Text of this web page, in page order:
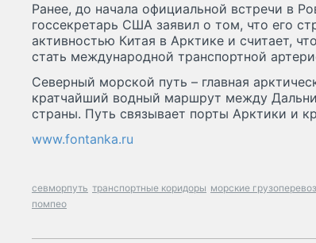
Ранее, до начала официальной встречи в
госсекретарь США заявил о том, что его
активностью Китая в Арктике и считает,
стать международной транспортной
Северный морской путь – главная
кратчайший водный маршрут между
страны. Путь связывает порты Арктики и
www.fontanka.ru
севморпуть транспортные коридоры морские
помпео